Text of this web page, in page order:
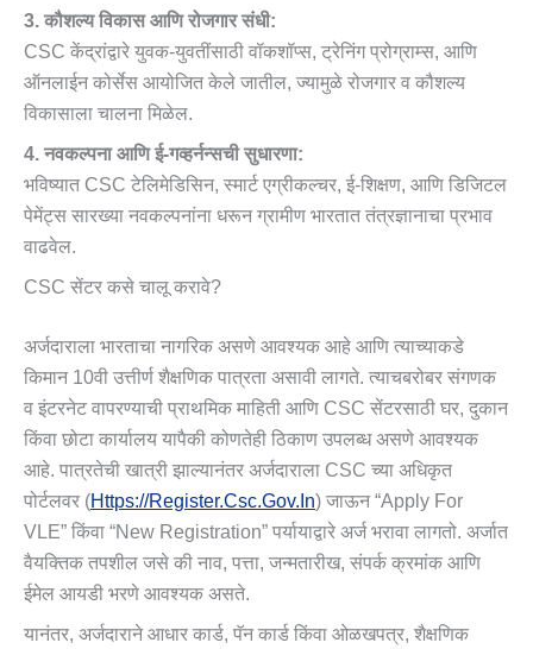
3. कौशल्य विकास आणि रोजगार संधी:
CSC केंद्रांद्वारे युवक-युवतींसाठी वॉकशॉप्स, ट्रेनिंग प्रोग्राम्स, आणि
ऑनलाईन कोर्सेस आयोजित केले जातील, ज्यामुळे रोजगार व कौशल्य
विकासाला चालना मिळेल.
4. नवकल्पना आणि ई-गव्हर्नन्सची सुधारणा:
भविष्यात CSC टेलिमेडिसिन, स्मार्ट एग्रीकल्चर, ई-शिक्षण, आणि डिजिटल
पेमेंट्स सारख्या नवकल्पनांना धरून ग्रामीण भारतात तंत्रज्ञानाचा प्रभाव
वाढवेल.
CSC सेंटर कसे चालू करावे?
अर्जदाराला भारताचा नागरिक असणे आवश्यक आहे आणि त्याच्याकडे
किमान 10वी उत्तीर्ण शैक्षणिक पात्रता असावी लागते. त्याचबरोबर संगणक
व इंटरनेट वापरण्याची प्राथमिक माहिती आणि CSC सेंटरसाठी घर, दुकान
किंवा छोटा कार्यालय यापैकी कोणतेही ठिकाण उपलब्ध असणे आवश्यक
आहे. पात्रतेची खात्री झाल्यानंतर अर्जदाराला CSC च्या अधिकृत
पोर्टलवर (Https://register.csc.gov.in) जाऊन “Apply For
VLE” किंवा “New Registration” पर्यायाद्वारे अर्ज भरावा लागतो. अर्जात
वैयक्तिक तपशील जसे की नाव, पत्ता, जन्मतारीख, संपर्क क्रमांक आणि
ईमेल आयडी भरणे आवश्यक असते.
यानंतर, अर्जदाराने आधार कार्ड, पॅन कार्ड किंवा ओळखपत्र, शैक्षणिक